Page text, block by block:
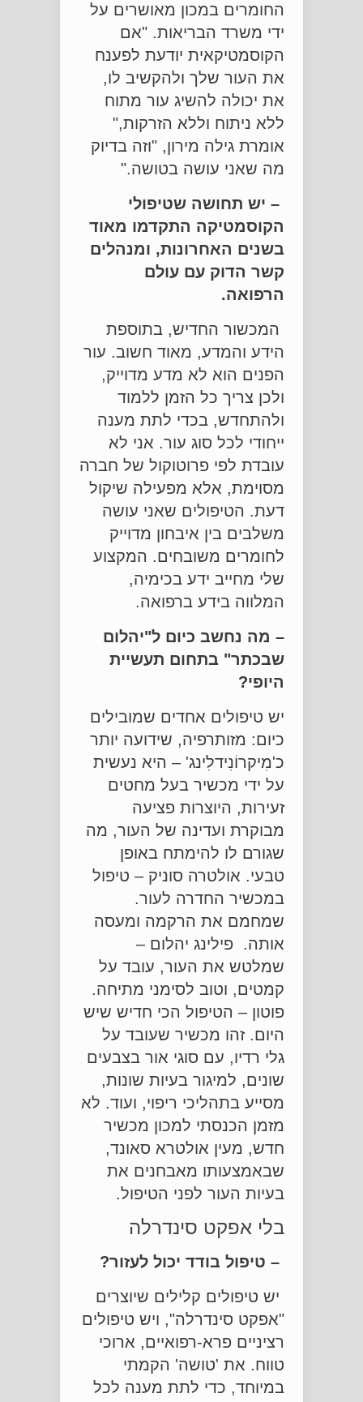
החומרים במכון מאושרים על
ידי משרד הבריאות. "אם
הקוסמטיקאית יודעת לפענח
את העור שלך ולהקשיב לו,
את יכולה להשיג עור מתוח
ללא ניתוח וללא הזרקות,"
אומרת גילה מירון, "וזה בדיוק
מה שאני עושה בטושה."
– יש תחושה שטיפולי
הקוסמטיקה התקדמו מאוד
בשנים האחרונות, ומנהלים
קשר הדוק עם עולם
הרפואה.
המכשור החדיש, בתוספת
הידע והמדע, מאוד חשוב. עור
הפנים הוא לא מדע מדוייק,
ולכן צריך כל הזמן ללמוד
ולהתחדש, בכדי לתת מענה
ייחודי לכל סוג עור. אני לא
עובדת לפי פרוטוקול של חברה
מסוימת, אלא מפעילה שיקול
דעת. הטיפולים שאני עושה
משלבים בין איבחון מדוייק
לחומרים משובחים. המקצוע
שלי מחייב ידע בכימיה,
המלווה בידע ברפואה.
– מה נחשב כיום ל"יהלום
שבכתר" בתחום תעשיית
היופי?
יש טיפולים אחדים שמובילים
כיום: מזותרפיה, שידועה יותר
כ'מִיקרוֹנִידלִינג' – היא נעשית
על ידי מכשיר בעל מחטים
זעירות, היוצרות פציעה
מבוקרת ועדינה של העור, מה
שגורם לו להימתח באופן
טבעי. אולטרה סוניק – טיפול
במכשיר החדרה לעור.
שמחמם את הרקמה ומעסה
אותה. פילינג יהלום –
שמלטש את העור, עובד על
קמטים, וטוב לסימני מתיחה.
פוטון – הטיפול הכי חדיש שיש
היום. זהו מכשיר שעובד על
גלי רדיו, עם סוגי אור בצבעים
שונים, למיגור בעיות שונות,
מסייע בתהליכי ריפוי, ועוד. לא
מזמן הכנסתי למכון מכשיר
חדש, מעין אולטרא סאונד,
שבאמצעותו מאבחנים את
בעיות העור לפני הטיפול.
בלי אפקט סינדרלה
– טיפול בודד יכול לעזור?
יש טיפולים קלילים שיוצרים
"אפקט סינדרלה", ויש טיפולים
רציניים פרא-רפואיים, ארוכי
טווח. את 'טושה' הקמתי
במיוחד, כדי לתת מענה לכל